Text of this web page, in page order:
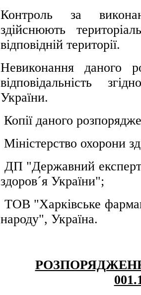
Контроль за
здійснюють
відповідній території.
Невиконання даного
відповідальність
України.
Копії даного
Міністерство охорони
ДП "Державний
здоров´я України";
ТОВ "Харківське
народу", Україна.